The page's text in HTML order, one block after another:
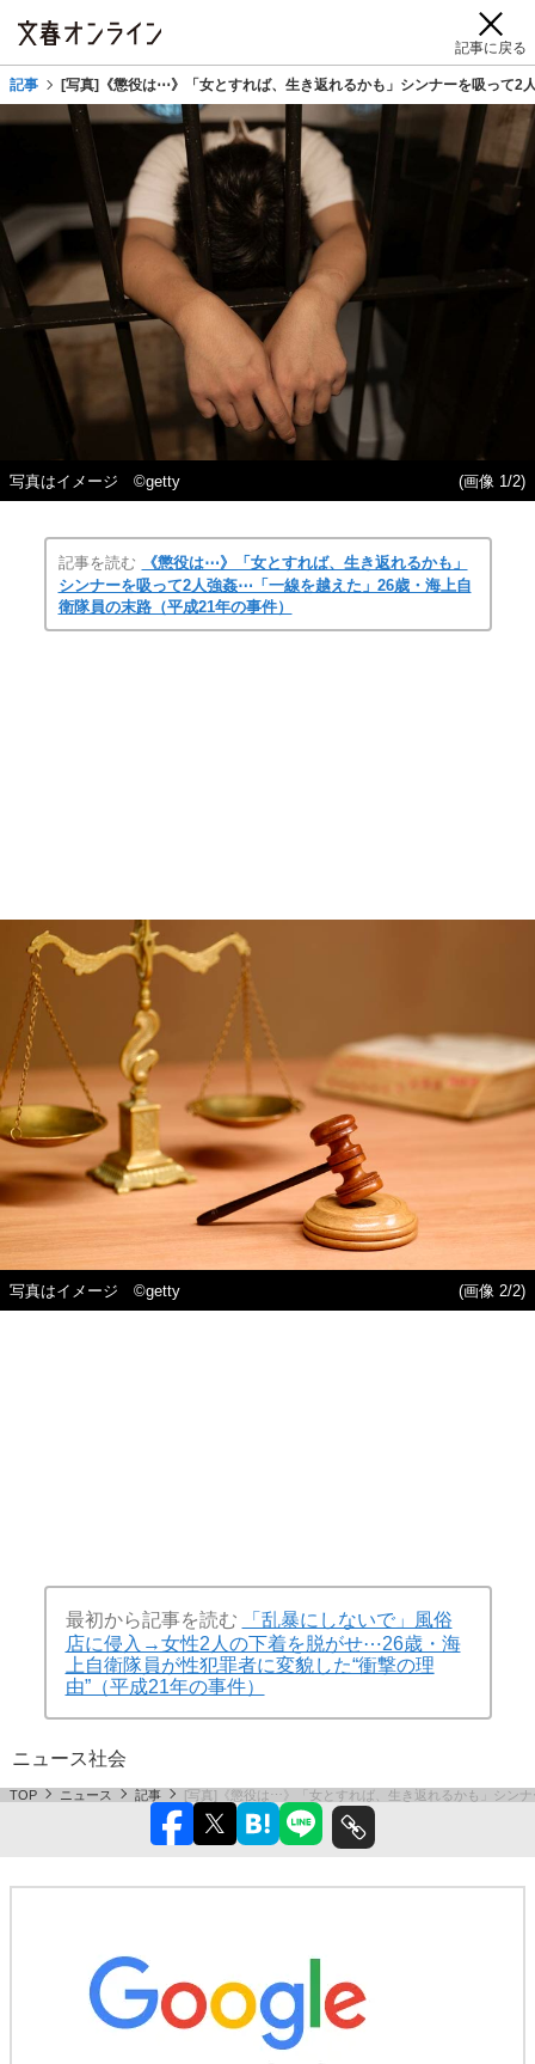
記事に戻る
記事 [写真]《懲役は⋯》「女とすれば、生き返れるかも」シンナーを吸って
写真はイメージ ©getty (画像 1/2)
記事を読む
《懲役は⋯》「女とすれば、生き返れるかも」
シンナーを吸って2人強姦⋯「一線を越えた」26歳・海上自
衛隊員の末路（平成21年の事件）
写真はイメージ ©getty (画像 2/2)
最初から記事を読む
「乱暴にしないで」風俗
店に侵入→女性2人の下着を脱がせ⋯26歳・海
上自衛隊員が性犯罪者に変貌した“衝撃の理
由”（平成21年の事件）
ニュース社会
TOP ニュース 記事 [写真]《懲役は⋯》「女とすれば、生き返れるかも」シン